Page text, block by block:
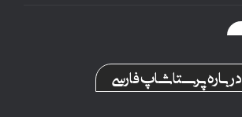
درباره پرستاشاپ فارسی